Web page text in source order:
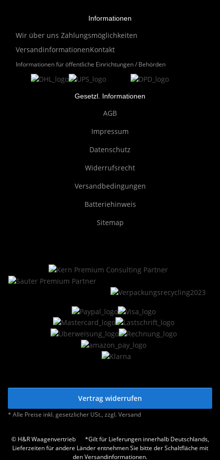
Informationen
Wir über uns Zahlungsmöglichkeiten
VersandinformationenKontakt
Informationen für öffentliche Einrichtungen / Behörden
Gesetzl. Informationen
AGB
Impressum
Datenschutz
Widerrufsrecht
Versandbedingungen
Batteriehinweis
Sitemap
Vertrag widerrufen
* Alle Preise inkl. gesetzlicher USt., zzgl.Versand
© H&R Waagenvertrieb
*Gilt für Lieferungen innerhalb Deutschlands,
Lieferzeiten für andere Länder entnehmen Sie bitte der Schaltfläche mit
den Versandinformationen.